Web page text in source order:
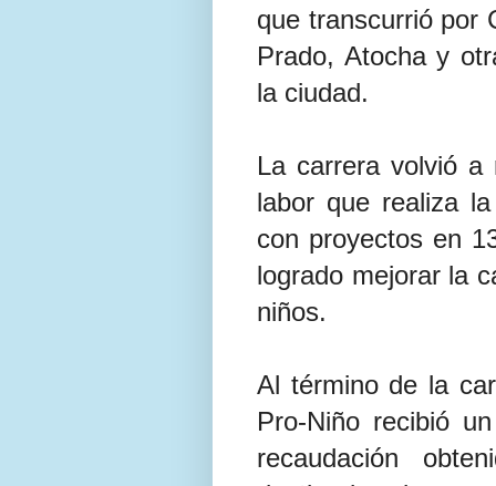
que transcurrió por
Prado, Atocha y
la ciudad.
La carrera volvió a
labor que realiza
con proyectos en
logrado mejorar la
niños.
Al término de la
Pro-Niño recibió
recaudación